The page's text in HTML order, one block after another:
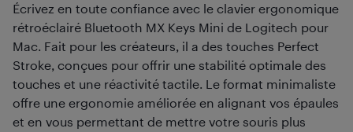
Écrivez en toute confiance avec le clavier ergonomique
rétroéclairé Bluetooth MX Keys Mini de Logitech pour
Mac. Fait pour les créateurs, il a des touches Perfect
Stroke, conçues pour offrir une stabilité optimale des
touches et une réactivité tactile. Le format minimaliste
offre une ergonomie améliorée en alignant vos épaules
et en vous permettant de mettre votre souris plus